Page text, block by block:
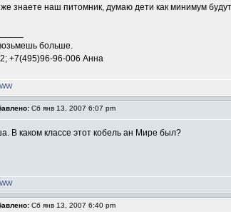
знаете наш питомник, думаю дети как минимум
больше.
+7(495)96-96-006 Анна
Сб янв 13, 2007 6:07 pm
В каком классе этот кобель ан Мире был?
Сб янв 13, 2007 6:40 pm